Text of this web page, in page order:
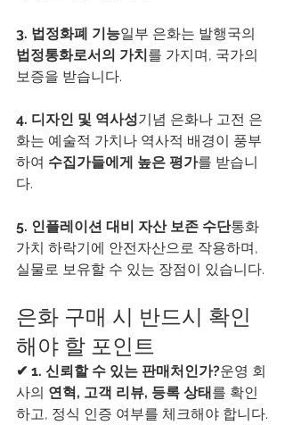
3. 법정화폐 기능일부 은화는 발행국의
법정통화로서의 가치를 가지며, 국가의
보증을 받습니다.
4. 디자인 및 역사성기념 은화나 고전 은
화는 예술적 가치나 역사적 배경이 풍부
하여 수집가들에게 높은 평가를 받습니
다.
5. 인플레이션 대비 자산 보존 수단통화
가치 하락기에 안전자산으로 작용하며,
실물로 보유할 수 있는 장점이 있습니다.
은화 구매 시 반드시 확인
해야 할 포인트
✔ 1. 신뢰할 수 있는 판매처인가?운영 회
사의 연혁, 고객 리뷰, 등록 상태를 확인
하고, 정식 인증 여부를 체크해야 합니다.